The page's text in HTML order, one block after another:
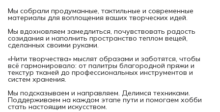
Мы собрали продуманные, тактильные и современные
материалы для воплощения ваших творческих идей.
Мы вдохновляем замедлиться, почувствовать радость
созидания и наполнить пространство теплом вещей,
сделанных своими руками.
«Нити творчества» мыслят образами и заботятся, чтобы
всё гармонировало: от палитры благородной пряжи и
текстур тканей до профессиональных инструментов и
систем хранения.
Мы подсказываем и направляем. Делимся техниками.
Поддерживаем на каждом этапе пути и помогаем хобби
стать настоящим искусством.